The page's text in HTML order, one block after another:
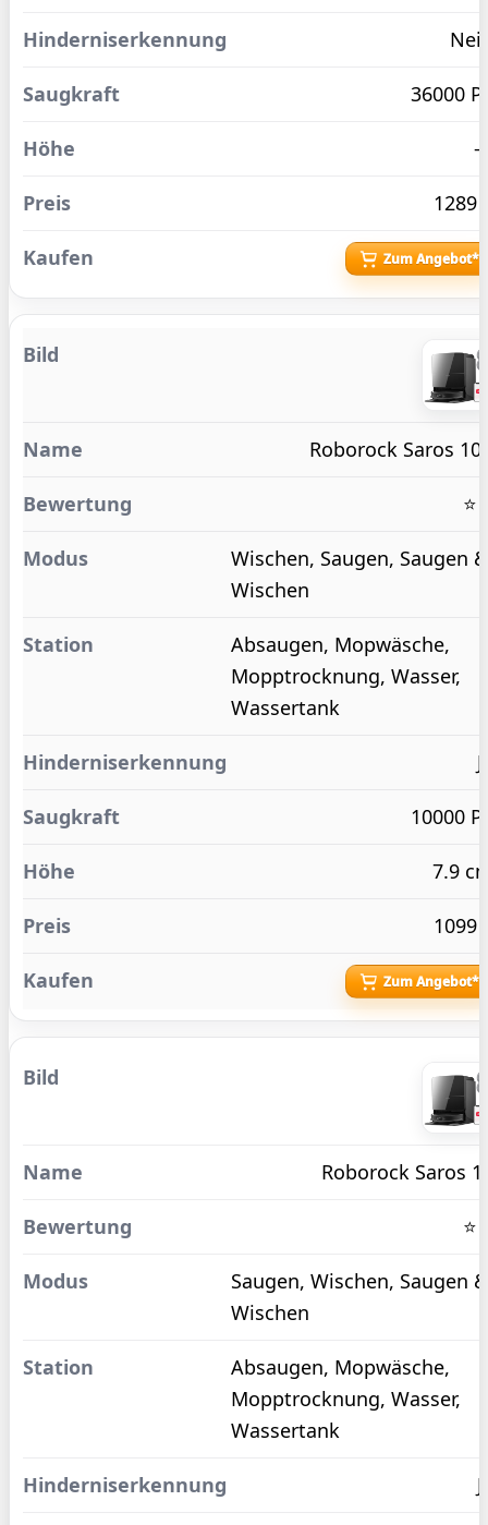
36000
1289
Zum Angebot*
Roborock Saros
⭐
Wischen, Saugen, Saugen &
Wischen
Absaugen, Mopwäsche,
Mopptrocknung, Wasser,
Wassertank
10000
7.9
1099
Zum Angebot*
Roborock Saros
⭐
Saugen, Wischen, Saugen &
Wischen
Absaugen, Mopwäsche,
Mopptrocknung, Wasser,
Wassertank